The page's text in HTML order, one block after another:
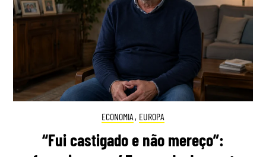
ECONOMIA , EUROPA
“Fui castigado e não mereço”: